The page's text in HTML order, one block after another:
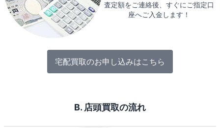
査定額をご連絡後、すぐにご指定口
座へご入金します！
宅配買取のお申し込みはこちら
B. 店頭買取の流れ